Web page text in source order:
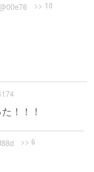
>> 10
！！！
>> 6